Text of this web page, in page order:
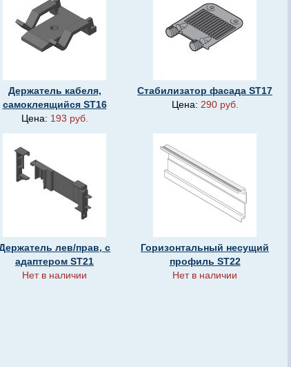
Держатель кабеля,
самоклеящийся SТ16
Цена: 193 руб.
Стабилизатор фасада SТ17
Цена: 290 руб.
лев/прав, с
адаптером SТ21
Нет в наличии
Горизонтальный несущий
профиль SТ22
Нет в наличии